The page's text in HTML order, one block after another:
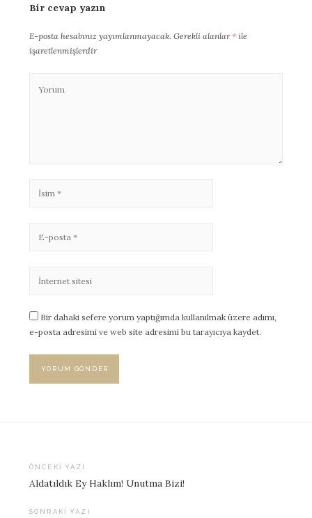
Bir cevap yazın
E-posta hesabınız yayımlanmayacak. Gerekli alanlar* ile
işaretlenmişlerdir
Bir dahaki sefere yorum yaptığımda kullanılmak üzere adımı,
e-posta adresimi ve web site adresimi bu tarayıcıya kaydet.
ÖNCEKI YAZI
Aldatıldık Ey Haklım! Unutma Bizi!
SONRAKI YAZI